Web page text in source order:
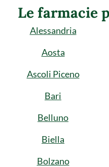
Le farmacie
Alessandria
Aosta
Ascoli Piceno
Bari
Belluno
Biella
Bolzano